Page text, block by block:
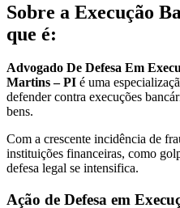
Sobre a Execução
que é:
Advogado De Defesa Em
Martins – PI é uma
defender contra execuções
bens.
Com a crescente incidência de
instituições financeiras, como
defesa legal se intensifica.
Ação de Defesa em